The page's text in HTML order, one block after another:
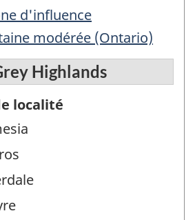
d'influence
modérée (Ontario)
Highlands
localité